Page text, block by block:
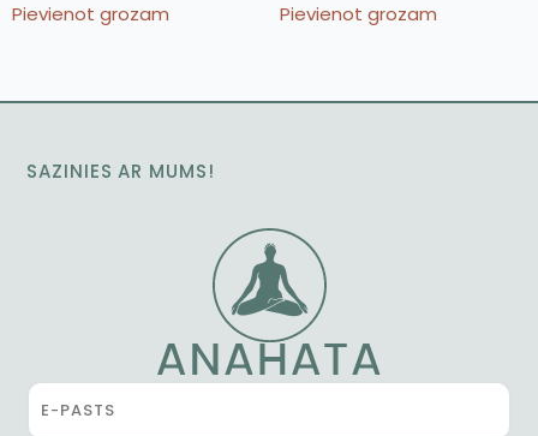
Pievienot grozam Pievienot grozam
SAZINIES AR MUMS!